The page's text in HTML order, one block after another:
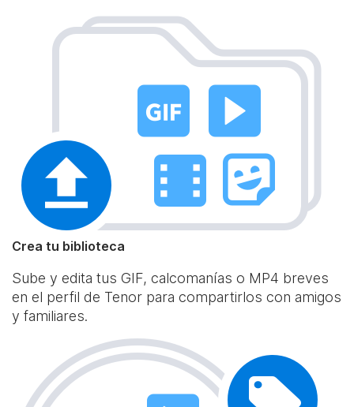
Crea tu biblioteca
Sube y edita tus GIF, calcomanías o MP4 breves
en el perfil de Tenor para compartirlos con amigos
y familiares.